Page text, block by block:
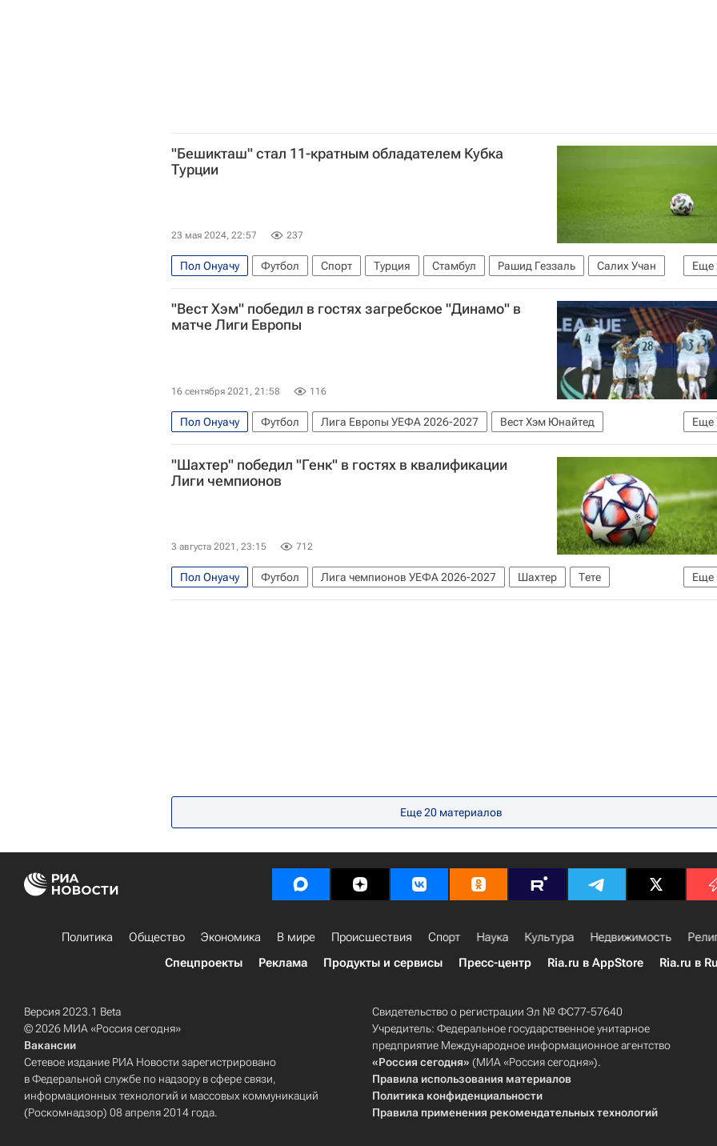
"Бешикташ" стал 11-кратным обладателем Кубка
Турции
23 мая 2024, 22:57 237
Еще
Пол Онуачу Футбол Спорт Турция Стамбул Рашид Геззаль
Салих Учан
Бешикташ
ФК Трабзонспор
"Вест Хэм" победил в гостях загребское "Динамо" в
матче Лиги Европы
16 сентября 2021, 21:58 116
Еще
Пол Онуачу Футбол Лига Европы УЕФА 2026-2027
Вест Хэм Юнайтед
Динамо (Загреб)
Генк Рапид (Вена) Деклан Райс
Никола Влашич
Майкл Антонио
Алекс Крал
"Шахтер" победил "Генк" в гостях в квалификации
Лиги чемпионов
3 августа 2021, 23:15 712
Еще
Пол Онуачу Футбол Лига чемпионов УЕФА 2026-2027 Шахтер
Тете
Алан Патрик
Еще20 материалов
Политика Общество Экономика В мире Происшествия Спорт Наука Культура Недвижимость
Спецпроекты
Реклама Продукты и сервисы Пресс-центр Ria.ru в AppStore Ria.ru в
Версия 2023.1 Beta
© 2026 МИА «Россия сегодня»
Вакансии
Сетевое издание РИА Новости зарегистрировано
в Федеральной службе по надзору в сфере связи,
информационных технологий и массовых коммуникаций
(Роскомнадзор) 08 апреля 2014 года.
Свидетельство о регистрации Эл № ФС77-57640
Учредитель: Федеральное государственное унитарное
предприятие Международное информационное агентство
«Россия сегодня» (МИА «Россия сегодня»).
Правила использования материалов
Политика конфиденциальности
Правила применения рекомендательных технологий